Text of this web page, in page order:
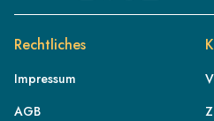
Rechtliches
Impressum
AGB